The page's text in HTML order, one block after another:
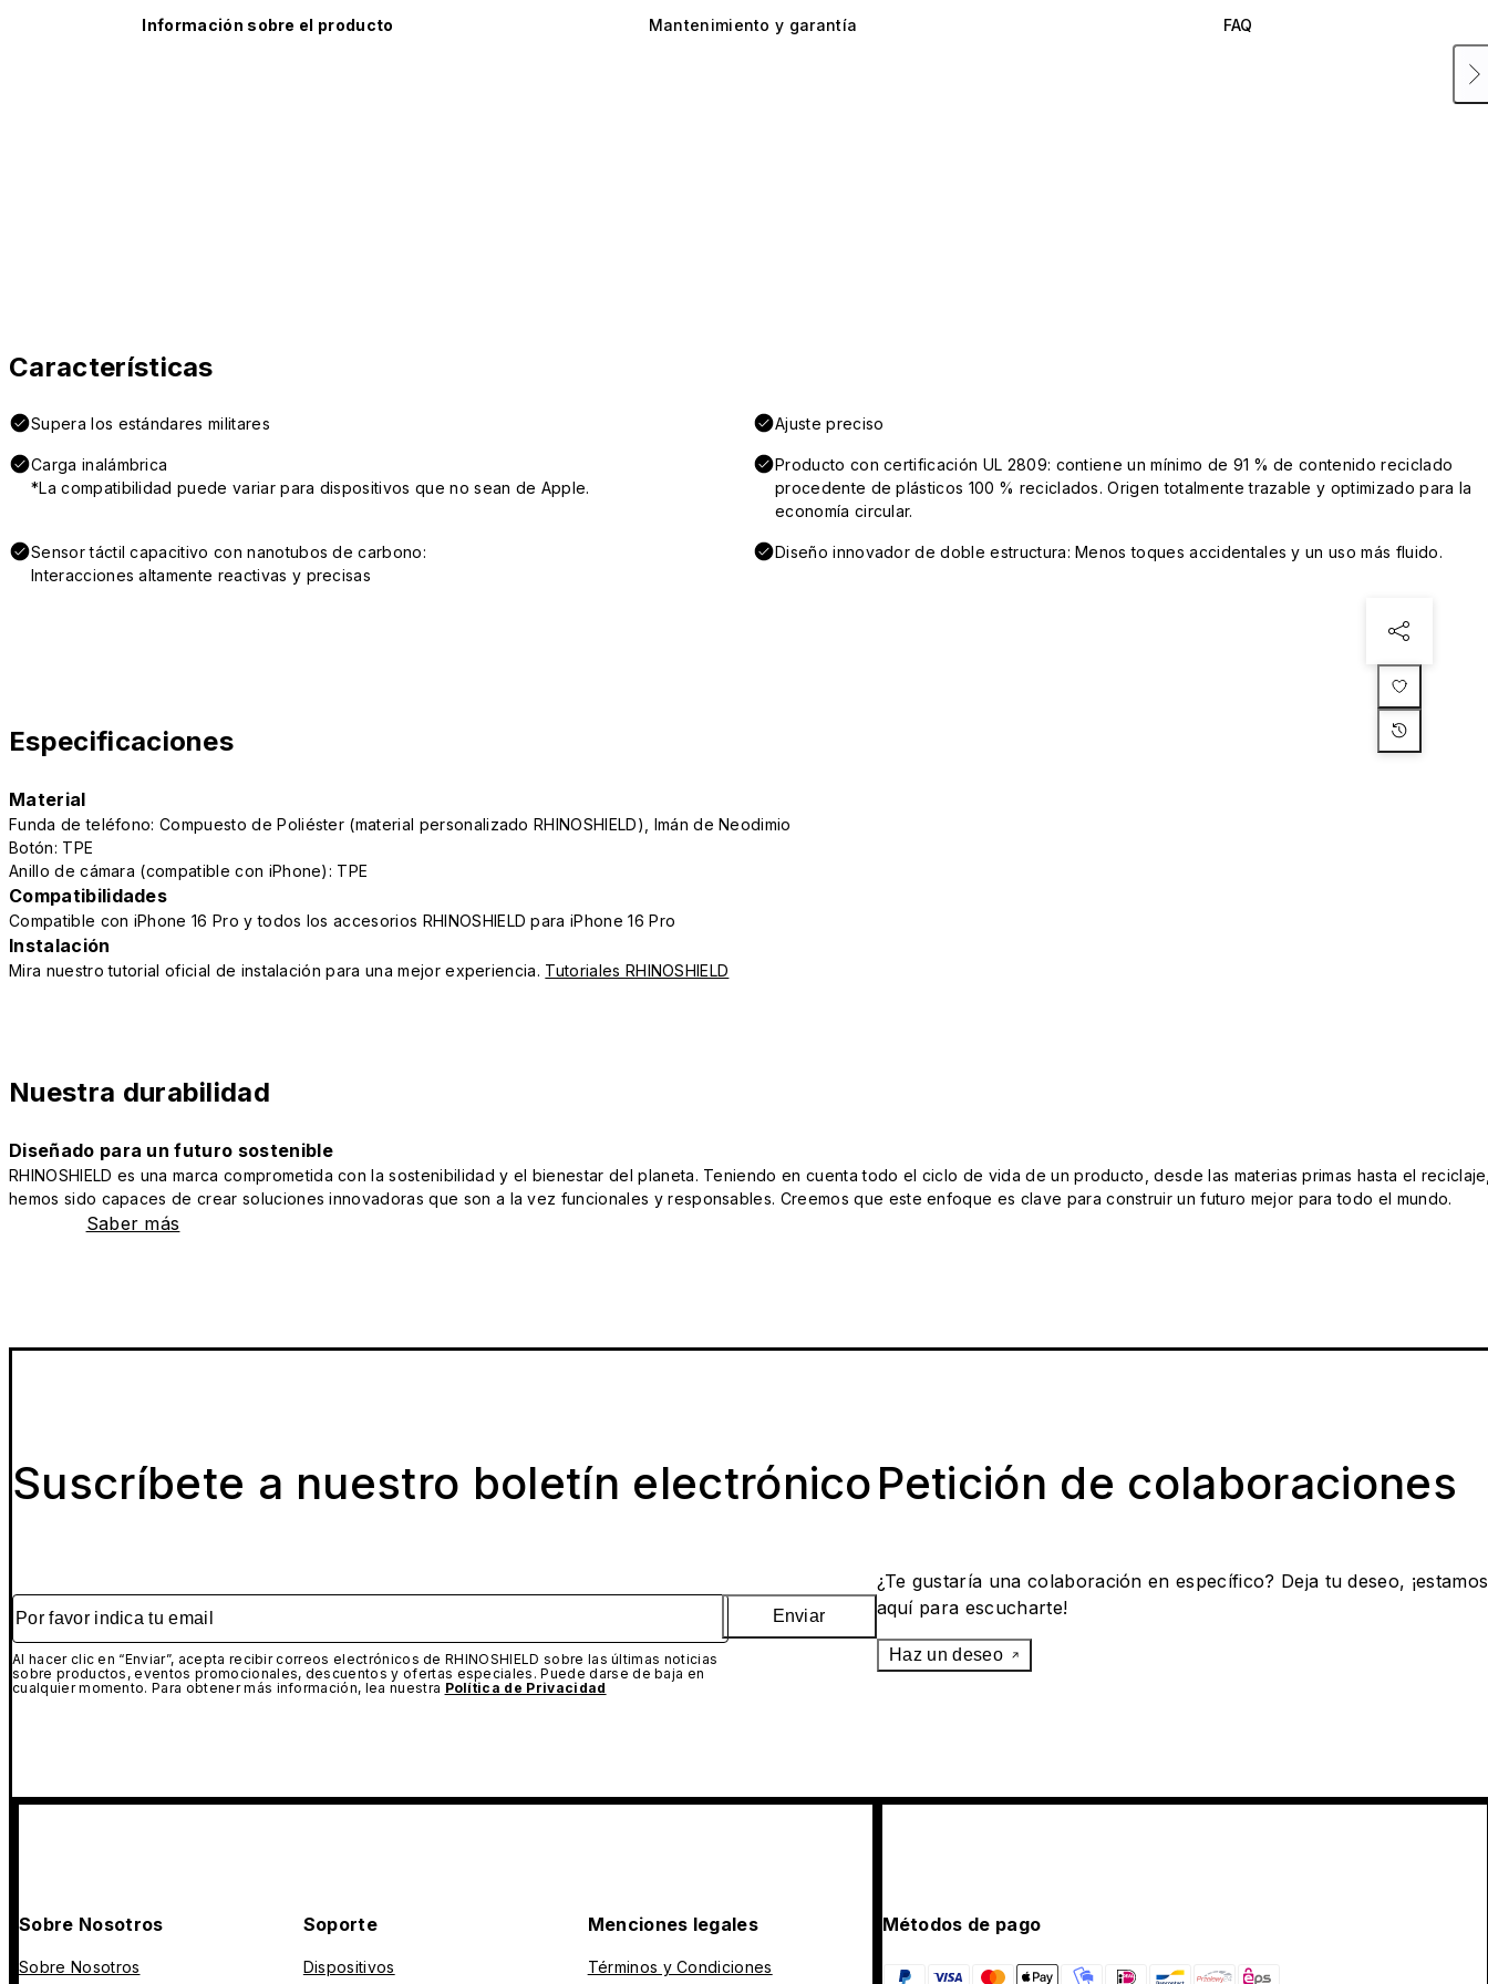
Información sobre el producto Mantenimiento y garantía FAQ
Características
Supera los estándares militares Ajuste preciso
Carga inalámbrica
*La compatibilidad puede variar para dispositivos que no sean de Apple.
Producto con certificación UL 2809: contiene un mínimo de 91 % de contenido reciclado
procedente de plásticos 100 % reciclados. Origen totalmente trazable y optimizado para la
economía circular.
Sensor táctil capacitivo con nanotubos de carbono:
Interacciones altamente reactivas y precisas
Diseño innovador de doble estructura: Menos toques accidentales y un uso más fluido.
Especificaciones
Material
Funda de teléfono: Compuesto de Poliéster (material personalizado RHINOSHIELD), Imán de Neodimio
Botón: TPE
Anillo de cámara (compatible con iPhone): TPE
Compatibilidades
Compatible con iPhone 16 Pro y todos los accesorios RHINOSHIELD para iPhone 16 Pro
Instalación
Mira nuestro tutorial oficial de instalación para una mejor experiencia. Tutoriales RHINOSHIELD
Nuestra durabilidad
Diseñado para un futuro sostenible
RHINOSHIELD es una marca comprometida con la sostenibilidad y el bienestar del planeta. Teniendo en cuenta todo el ciclo de vida de un producto, desde las materias primas hasta el
hemos sido capaces de crear soluciones innovadoras que son a la vez funcionales y responsables. Creemos que este enfoque es clave para construir un futuro mejor para todo el mundo.
Saber más
Suscríbete a nuestro boletín electrónico
Por favor indica tu email
Al hacer clic en “Enviar”, acepta recibir correos electrónicos de RHINOSHIELD sobre las últimas noticias
sobre productos, eventos promocionales, descuentos y ofertas especiales. Puede darse de baja en
cualquier momento. Para obtener más información, lea nuestra Política de Privacidad
Enviar
Petición de colaboraciones
¿Te gustaría una colaboración en específico? Deja tu deseo, ¡estamos
aquí para escucharte!
Haz un deseo
Sobre Nosotros
Sobre Nosotros
Soporte
Dispositivos
Menciones legales
Términos y Condiciones
Métodos de pago